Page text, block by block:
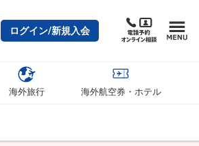
ログイン/新規入会
海外旅行 海外航空券・ホテル